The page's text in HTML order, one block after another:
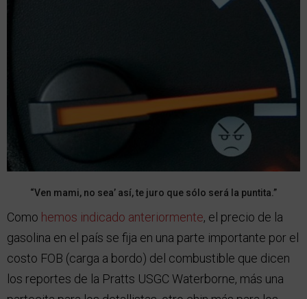
“Ven mami, no sea’ así, te juro que sólo será la puntita.”
Como hemos indicado anteriormente, el precio de la
gasolina en el país se fija en una parte importante por el
costo FOB (carga a bordo) del combustible que dicen
los reportes de la Pratts USGC Waterborne, más una